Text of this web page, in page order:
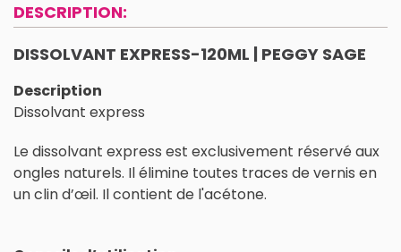
DESCRIPTION:
DISSOLVANT EXPRESS-120ML | PEGGY SAGE
Description
Dissolvant express
Le dissolvant express est exclusivement réservé aux
ongles naturels. Il élimine toutes traces de vernis en
un clin d’œil. Il contient de l'acétone.